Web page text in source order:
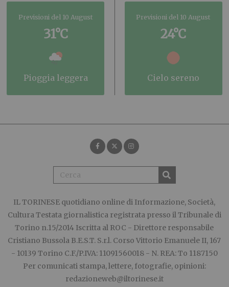
Previsioni del 10 August
31°C
pioggia leggera
Previsioni del 10 August
24°C
cielo sereno
IL TORINESE quotidiano online di Informazione, Società,
Cultura Testata giornalistica registrata presso il Tribunale di
Torino n.15/2014 Iscritta al ROC - Direttore responsabile
Cristiano Bussola B.E.S.T. S.r.l. Corso Vittorio Emanuele II, 167
- 10139 Torino C.F./P.IVA: 11091560018 - N. REA: To 1187150
Per comunicati stampa, lettere, fotografie, opinioni:
redazioneweb@iltorinese.it